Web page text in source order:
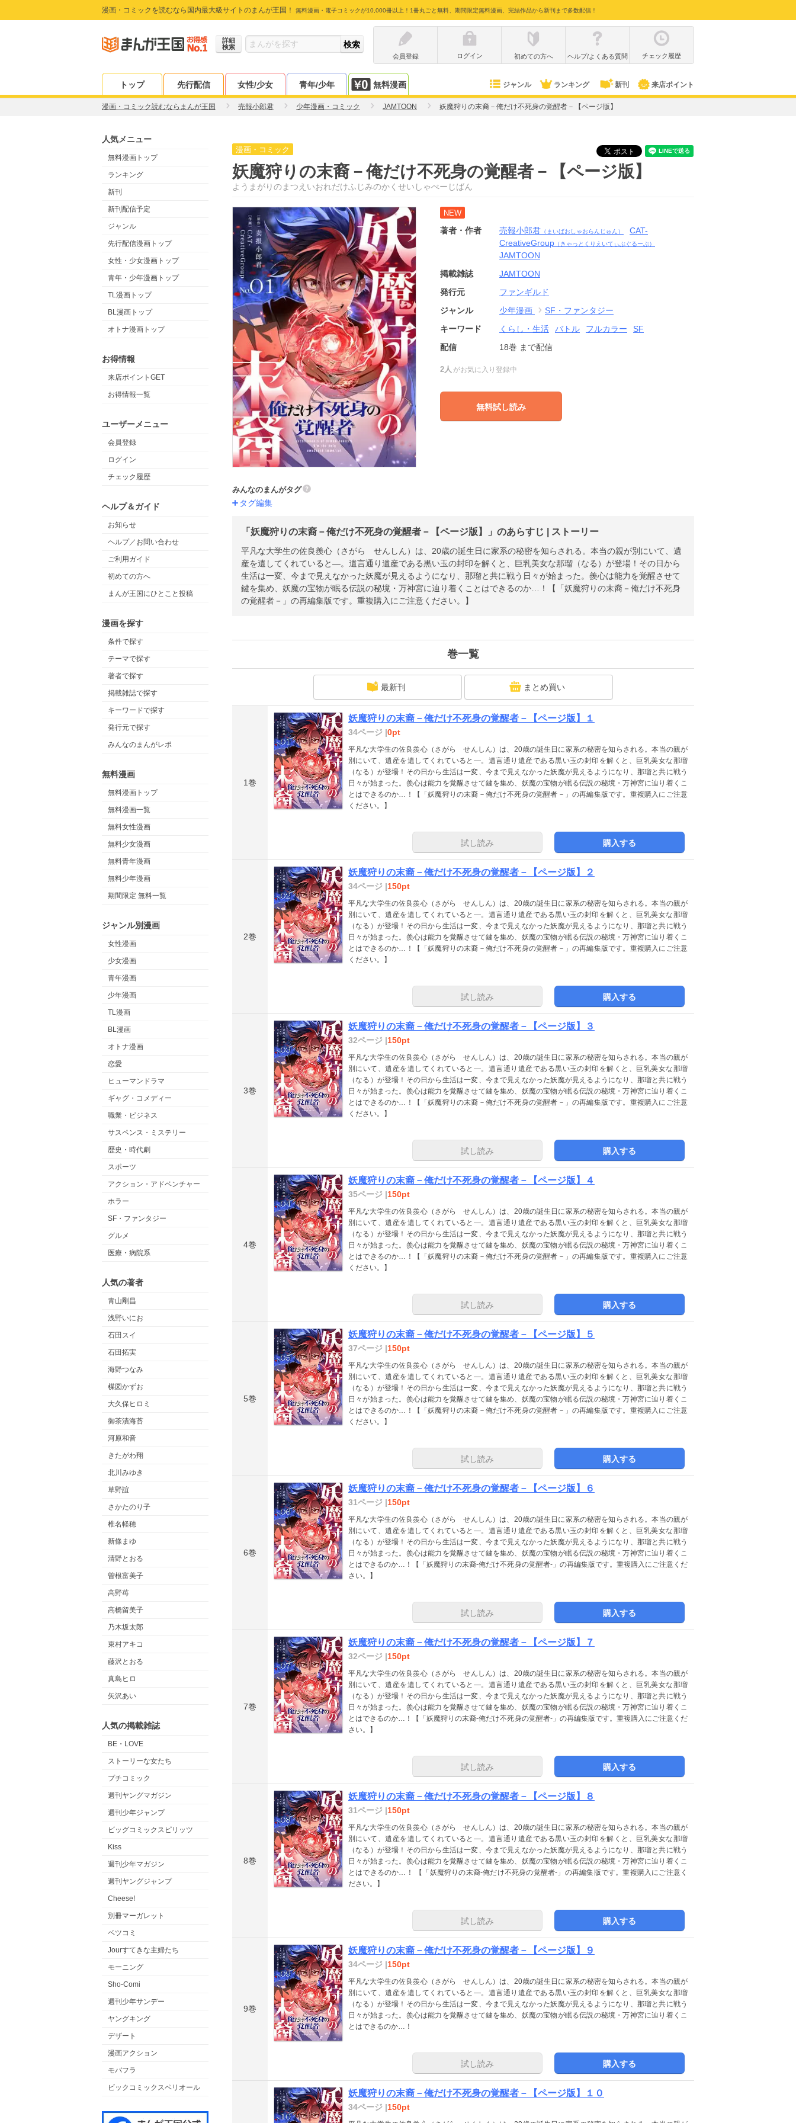
漫画・コミックを読むなら国内最大級サイトのまんが王国！ 無料漫画・電子コミックが10,000冊以上！1冊丸ごと無料、期間限定無料漫画、完結作品から新刊まで多数配信！
詳細
検索
会員登録
ログイン 初めての方へ ヘルプ/よくある質問 チェック履歴
トップ 先行配信 女性/少女 青年/少年 無料漫画 ジャンル ランキング 新刊 来店ポイント
漫画・コミック読むならまんが王国 売報小郎君 少年漫画・コミック JAMTOON 妖魔狩りの末裔－俺だけ不死身の覚醒者－【ページ版】
人気メニュー
無料漫画トップ
ランキング
新刊
新刊配信予定
ジャンル
先行配信漫画トップ
女性・少女漫画トップ
青年・少年漫画トップ
TL漫画トップ
BL漫画トップ
オトナ漫画トップ
お得情報
来店ポイントGET
お得情報一覧
ユーザーメニュー
会員登録
ログイン
チェック履歴
ヘルプ＆ガイド
お知らせ
ヘルプ／お問い合わせ
ご利用ガイド
初めての方へ
まんが王国にひとこと投稿
漫画を探す
条件で探す
テーマで探す
著者で探す
掲載雑誌で探す
キーワードで探す
発行元で探す
みんなのまんがレポ
無料漫画
無料漫画トップ
無料漫画一覧
無料女性漫画
無料少女漫画
無料青年漫画
無料少年漫画
期間限定 無料一覧
ジャンル別漫画
女性漫画
少女漫画
青年漫画
少年漫画
TL漫画
BL漫画
オトナ漫画
恋愛
ヒューマンドラマ
ギャグ・コメディー
職業・ビジネス
サスペンス・ミステリー
歴史・時代劇
スポーツ
アクション・アドベンチャー
ホラー
SF・ファンタジー
グルメ
医療・病院系
人気の著者
青山剛昌
浅野いにお
石田スイ
石田拓実
海野つなみ
楳図かずお
大久保ヒロミ
御茶漬海苔
河原和音
きたがわ翔
北川みゆき
草野誼
さかたのり子
椎名軽穂
新條まゆ
清野とおる
曽根富美子
高野苺
高橋留美子
乃木坂太郎
東村アキコ
藤沢とおる
真島ヒロ
矢沢あい
人気の掲載雑誌
BE・LOVE
ストーリーな女たち
プチコミック
週刊ヤングマガジン
週刊少年ジャンプ
ビッグコミックスピリッツ
Kiss
週刊少年マガジン
週刊ヤングジャンプ
Cheese!
別冊マーガレット
ベツコミ
Jourすてきな主婦たち
モーニング
Sho-Comi
週刊少年サンデー
ヤングキング
デザート
漫画アクション
モバフラ
ビックコミックスペリオール
漫画・コミック
妖魔狩りの末裔－俺だけ不死身の覚醒者－【ページ版】
ようまがりのまつえいおれだけふじみのかくせいしゃぺーじばん
NEW
著者・作者 売報小郎君 （まいばおしゃおらんじゅん）
CAT-
CreativeGroup （きゃっとくりえいてぃぶぐるーぷ）
JAMTOON
掲載雑誌
JAMTOON
発行元
ファンギルド
ジャンル
少年漫画
SF・ファンタジー
キーワード
くらし・生活 バトル フルカラー
SF
配信
18巻 まで配信
2人 がお気に入り登録中
無料試し読み
みんなのまんがタグ
タグ編集
「妖魔狩りの末裔－俺だけ不死身の覚醒者－【ページ版】」のあらすじ | ストーリー
平凡な大学生の佐良羨心（さがら せんしん）は、20歳の誕生日に家系の秘密を知らされる。本当の親が別にいて、遺
産を遺してくれていると―。遺言通り遺産である黒い玉の封印を解くと、巨乳美女な那瑠（なる）が登場！その日から
生活は一変、今まで見えなかった妖魔が見えるようになり、那瑠と共に戦う日々が始まった。羨心は能力を覚醒させて
鍵を集め、妖魔の宝物が眠る伝説の秘境・万神宮に辿り着くことはできるのか…！【「妖魔狩りの末裔－俺だけ不死身
の覚醒者－」の再編集版です。重複購入にご注意ください。】
巻一覧
最新刊 まとめ買い
1巻
妖魔狩りの末裔－俺だけ不死身の覚醒者－【ページ版】１
34ページ |0pt
平凡な大学生の佐良羨心（さがら せんしん）は、20歳の誕生日に家系の秘密を知らされる。本当の親が
別にいて、遺産を遺してくれていると―。遺言通り遺産である黒い玉の封印を解くと、巨乳美女な那瑠
（なる）が登場！その日から生活は一変、今まで見えなかった妖魔が見えるようになり、那瑠と共に戦う
日々が始まった。羨心は能力を覚醒させて鍵を集め、妖魔の宝物が眠る伝説の秘境・万神宮に辿り着くこ
とはできるのか…！【「妖魔狩りの末裔－俺だけ不死身の覚醒者－」の再編集版です。重複購入にご注意
ください。】
試し読み 購入する
2巻
妖魔狩りの末裔－俺だけ不死身の覚醒者－【ページ版】２
34ページ |150pt
平凡な大学生の佐良羨心（さがら せんしん）は、20歳の誕生日に家系の秘密を知らされる。本当の親が
別にいて、遺産を遺してくれていると―。遺言通り遺産である黒い玉の封印を解くと、巨乳美女な那瑠
（なる）が登場！その日から生活は一変、今まで見えなかった妖魔が見えるようになり、那瑠と共に戦う
日々が始まった。羨心は能力を覚醒させて鍵を集め、妖魔の宝物が眠る伝説の秘境・万神宮に辿り着くこ
とはできるのか…！【「妖魔狩りの末裔－俺だけ不死身の覚醒者－」の再編集版です。重複購入にご注意
ください。】
試し読み 購入する
3巻
妖魔狩りの末裔－俺だけ不死身の覚醒者－【ページ版】３
32ページ |150pt
平凡な大学生の佐良羨心（さがら せんしん）は、20歳の誕生日に家系の秘密を知らされる。本当の親が
別にいて、遺産を遺してくれていると―。遺言通り遺産である黒い玉の封印を解くと、巨乳美女な那瑠
（なる）が登場！その日から生活は一変、今まで見えなかった妖魔が見えるようになり、那瑠と共に戦う
日々が始まった。羨心は能力を覚醒させて鍵を集め、妖魔の宝物が眠る伝説の秘境・万神宮に辿り着くこ
とはできるのか…！【「妖魔狩りの末裔－俺だけ不死身の覚醒者－」の再編集版です。重複購入にご注意
ください。】
試し読み 購入する
4巻
妖魔狩りの末裔－俺だけ不死身の覚醒者－【ページ版】４
35ページ |150pt
平凡な大学生の佐良羨心（さがら せんしん）は、20歳の誕生日に家系の秘密を知らされる。本当の親が
別にいて、遺産を遺してくれていると―。遺言通り遺産である黒い玉の封印を解くと、巨乳美女な那瑠
（なる）が登場！その日から生活は一変、今まで見えなかった妖魔が見えるようになり、那瑠と共に戦う
日々が始まった。羨心は能力を覚醒させて鍵を集め、妖魔の宝物が眠る伝説の秘境・万神宮に辿り着くこ
とはできるのか…！【「妖魔狩りの末裔－俺だけ不死身の覚醒者－」の再編集版です。重複購入にご注意
ください。】
試し読み 購入する
5巻
妖魔狩りの末裔－俺だけ不死身の覚醒者－【ページ版】５
37ページ |150pt
平凡な大学生の佐良羨心（さがら せんしん）は、20歳の誕生日に家系の秘密を知らされる。本当の親が
別にいて、遺産を遺してくれていると―。遺言通り遺産である黒い玉の封印を解くと、巨乳美女な那瑠
（なる）が登場！その日から生活は一変、今まで見えなかった妖魔が見えるようになり、那瑠と共に戦う
日々が始まった。羨心は能力を覚醒させて鍵を集め、妖魔の宝物が眠る伝説の秘境・万神宮に辿り着くこ
とはできるのか…！【「妖魔狩りの末裔－俺だけ不死身の覚醒者－」の再編集版です。重複購入にご注意
ください。】
試し読み 購入する
6巻
妖魔狩りの末裔－俺だけ不死身の覚醒者－【ページ版】６
31ページ |150pt
平凡な大学生の佐良羨心（さがら せんしん）は、20歳の誕生日に家系の秘密を知らされる。本当の親が
別にいて、遺産を遺してくれていると―。遺言通り遺産である黒い玉の封印を解くと、巨乳美女な那瑠
（なる）が登場！その日から生活は一変、今まで見えなかった妖魔が見えるようになり、那瑠と共に戦う
日々が始まった。羨心は能力を覚醒させて鍵を集め、妖魔の宝物が眠る伝説の秘境・万神宮に辿り着くこ
とはできるのか…！【「妖魔狩りの末裔-俺だけ不死身の覚醒者-」の再編集版です。重複購入にご注意くだ
さい。】
試し読み 購入する
7巻
妖魔狩りの末裔－俺だけ不死身の覚醒者－【ページ版】７
32ページ |150pt
平凡な大学生の佐良羨心（さがら せんしん）は、20歳の誕生日に家系の秘密を知らされる。本当の親が
別にいて、遺産を遺してくれていると―。遺言通り遺産である黒い玉の封印を解くと、巨乳美女な那瑠
（なる）が登場！その日から生活は一変、今まで見えなかった妖魔が見えるようになり、那瑠と共に戦う
日々が始まった。羨心は能力を覚醒させて鍵を集め、妖魔の宝物が眠る伝説の秘境・万神宮に辿り着くこ
とはできるのか…！【「妖魔狩りの末裔-俺だけ不死身の覚醒者-」の再編集版です。重複購入にご注意くだ
さい。】
試し読み 購入する
8巻
妖魔狩りの末裔－俺だけ不死身の覚醒者－【ページ版】８
31ページ |150pt
平凡な大学生の佐良羨心（さがら せんしん）は、20歳の誕生日に家系の秘密を知らされる。本当の親が
別にいて、遺産を遺してくれていると―。遺言通り遺産である黒い玉の封印を解くと、巨乳美女な那瑠
（なる）が登場！その日から生活は一変、今まで見えなかった妖魔が見えるようになり、那瑠と共に戦う
日々が始まった。羨心は能力を覚醒させて鍵を集め、妖魔の宝物が眠る伝説の秘境・万神宮に辿り着くこ
とはできるのか…！ 【「妖魔狩りの末裔-俺だけ不死身の覚醒者-」の再編集版です。重複購入にご注意く
ださい。】
試し読み 購入する
9巻
妖魔狩りの末裔－俺だけ不死身の覚醒者－【ページ版】９
34ページ |150pt
平凡な大学生の佐良羨心（さがら せんしん）は、20歳の誕生日に家系の秘密を知らされる。本当の親が
別にいて、遺産を遺してくれていると―。遺言通り遺産である黒い玉の封印を解くと、巨乳美女な那瑠
（なる）が登場！その日から生活は一変、今まで見えなかった妖魔が見えるようになり、那瑠と共に戦う
日々が始まった。羨心は能力を覚醒させて鍵を集め、妖魔の宝物が眠る伝説の秘境・万神宮に辿り着くこ
とはできるのか…！
試し読み 購入する
妖魔狩りの末裔－俺だけ不死身の覚醒者－【ページ版】１０
34ページ |150pt